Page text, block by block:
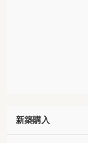
新築購入